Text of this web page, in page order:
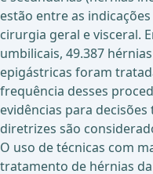
estão entre as
cirurgia geral e visceral.
umbilicais, 49.387
epigástricas foram
frequência desses
evidências para
diretrizes são
O uso de técnicas com
tratamento de hérnias